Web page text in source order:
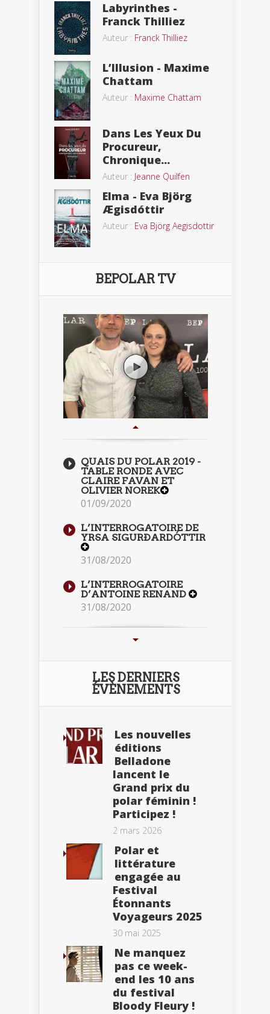
Labyrinthes -
Franck Thilliez
Auteur : Franck Thilliez
L’Illusion - Maxime
Chattam
Auteur : Maxime Chattam
Dans Les Yeux Du
Procureur,
Chronique...
Auteur : Jeanne Quilfen
Elma - Eva Björg
Ægisdóttir
Auteur : Eva Björg Aegisdottir
BEPOLAR TV
QUAIS DU POLAR 2019 -
TABLE RONDE AVEC
CLAIRE FAVAN ET
OLIVIER NOREK
01/09/2020
L’INTERROGATOIRE DE
YRSA SIGURÐARDÓTTIR
31/08/2020
L’INTERROGATOIRE
D’ANTOINE RENAND
31/08/2020
LES DERNIERS
ÉVÈNEMENTS
Les nouvelles
éditions
Belladone
lancent le
Grand prix du
polar féminin !
Participez !
2 mars 2026
Polar et
littérature
engagée au
Festival
Étonnants
Voyageurs 2025
30 mai 2025
Ne manquez
pas ce week-
end les 10 ans
du festival
Bloody Fleury !